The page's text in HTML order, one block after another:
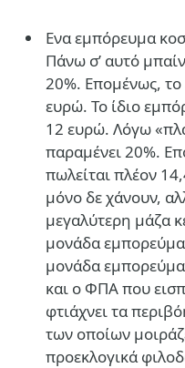
Ενα εμπόρευμα
Πάνω σ’ αυτό
20%. Επομένως,
ευρώ. Το ίδιο
12 ευρώ. Λόγω
παραμένει 20%.
πωλείται πλέον
μόνο δε χάνουν,
μεγαλύτερη μάζα
μονάδα
μονάδα
και ο ΦΠΑ που
φτιάχνει τα
των οποίων
προεκλογικά